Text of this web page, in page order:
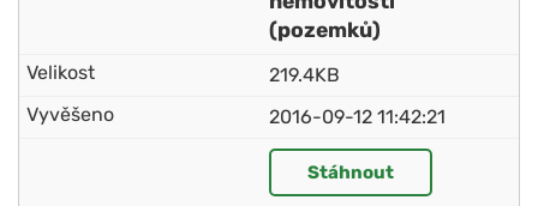
(pozemků)
219.4KB
2016-09-12 11:42:21
Stáhnout